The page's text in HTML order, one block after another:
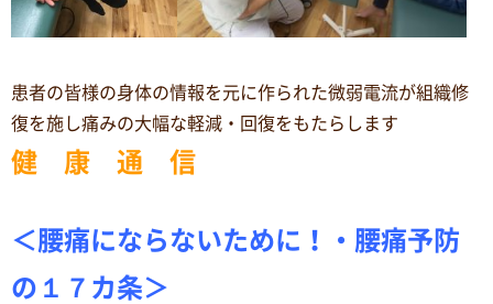
患者の皆様の身体の情報を元に作られた微弱電流が組織修
復を施し痛みの大幅な軽減・回復をもたらします
健 康 通 信
＜腰痛にならないために！・腰痛予防
の１７カ条＞